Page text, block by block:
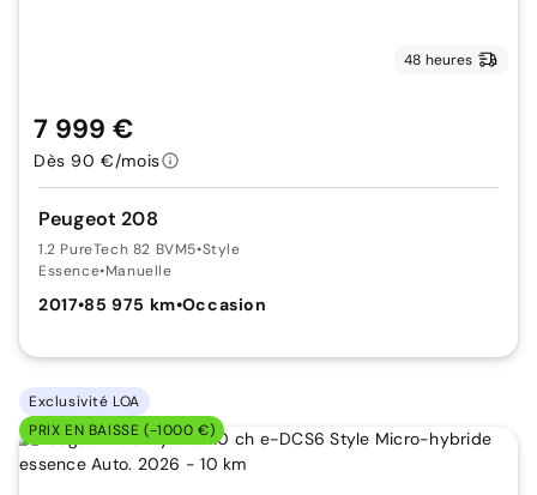
48 heures
Peugeot 208
1.2 PureTech 82 BVM5•Style
Essence•Manuelle
2017•85 975 km•Occasion
7 999 €
Dès 90 €/mois
Exclusivité LOA
PRIX EN BAISSE (-1000 €)